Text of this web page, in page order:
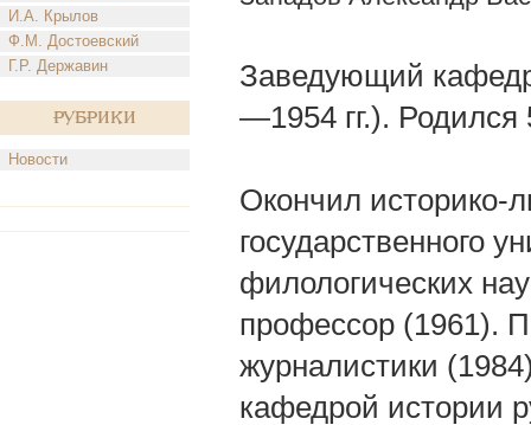
И.А. Крылов
Ф.М. Достоевский
Г.Р. Державин
Рубрики
Новости
Заведующий
—1954 гг.).
Окончил историко-
государственного
филологических
профессор (1961).
журналистики
кафедрой истории